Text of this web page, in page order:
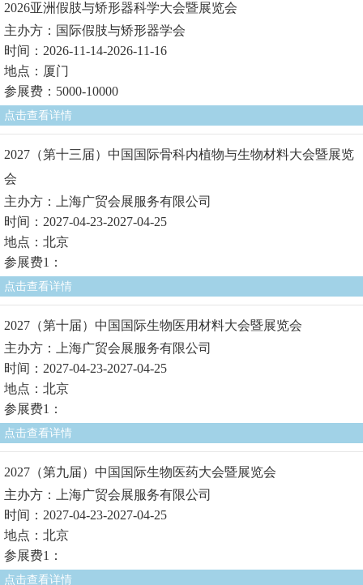
2026亚洲假肢与矫形器科学大会暨展览会
主办方：国际假肢与矫形器学会
时间：2026-11-14-2026-11-16
地点：厦门
参展费：5000-10000
点击查看详情
2027（第十三届）中国国际骨科内植物与生物材料大会暨展览
会
主办方：上海广贸会展服务有限公司
时间：2027-04-23-2027-04-25
地点：北京
参展费1：
点击查看详情
2027（第十届）中国国际生物医用材料大会暨展览会
主办方：上海广贸会展服务有限公司
时间：2027-04-23-2027-04-25
地点：北京
参展费1：
点击查看详情
2027（第九届）中国国际生物医药大会暨展览会
主办方：上海广贸会展服务有限公司
时间：2027-04-23-2027-04-25
地点：北京
参展费1：
点击查看详情